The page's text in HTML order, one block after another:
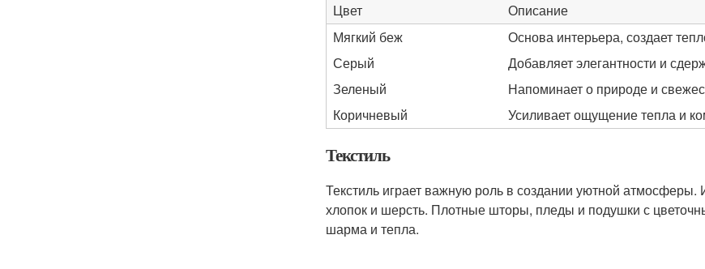
Цвет
Описание
Мягкий беж
Основа интерьера, создает
Серый
Добавляет элегантности и
Зеленый
Напоминает о природе и
Коричневый
Усиливает ощущение тепла и
Текстиль
Текстиль играет важную роль в создании уютной атмосферы.
хлопок и шерсть. Плотные шторы, пледы и подушки с
шарма и тепла.